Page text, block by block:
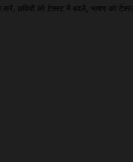
छवियों को टेक्स्ट में बदलें, भाषण को